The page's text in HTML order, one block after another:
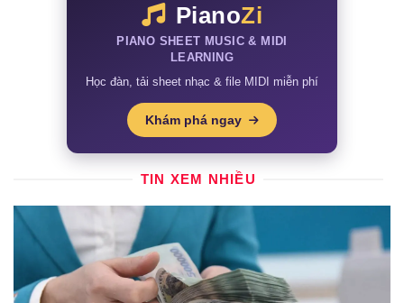
PianoZi
PIANO SHEET MUSIC & MIDI
LEARNING
Học đàn, tải sheet nhạc & file MIDI miễn phí
Khám phá ngay
TIN XEM NHIỀU